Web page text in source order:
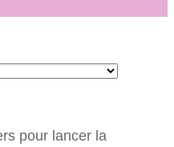
pour lancer la